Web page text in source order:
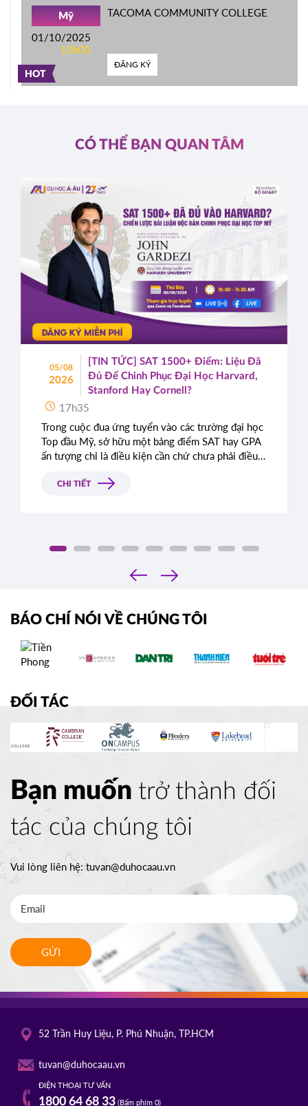
HOT
Mỹ
01/10/2025
10h00
TACOMA COMMUNITY COLLEGE
ĐĂNG KÝ
CÓ THỂ BẠN QUAN TÂM
05/08
2026
[TIN TỨC] SAT 1500+ Điểm: Liệu Đã
Đủ Để Chinh Phục Đại Học Harvard,
Stanford Hay Cornell?
17h35
Trong cuộc đua ứng tuyển vào các trường đại học
Top đầu Mỹ, sở hữu một bảng điểm SAT hay GPA
ấn tượng chỉ là điều kiện cần chứ chưa phải điều
như tuyệt đối vẫn bị từ chối chỉ vì bài luận thiếu
CHI TIẾT
‹
›
BÁO CHÍ NÓI VỀ CHÚNG TÔI
ĐỐI TÁC
Bạn muốn trở thành đối
tác của chúng tôi
Vui lòng liên hệ:tuvan@duhocaau.vn
GỬI
52 Trần Huy Liệu, P. Phú Nhuận, TP.HCM
tuvan@duhocaau.vn
ĐIỆN THOẠI TƯ VẤN
1800 64 68 33(Bấm phím 0)